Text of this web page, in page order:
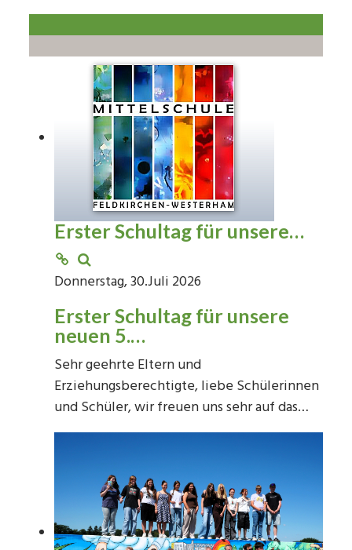
Erster Schultag für unsere…
Donnerstag, 30.Juli 2026
Erster Schultag für unsere
neuen 5.…
Sehr geehrte Eltern und
Erziehungsberechtigte, liebe Schülerinnen
und Schüler, wir freuen uns sehr auf das…